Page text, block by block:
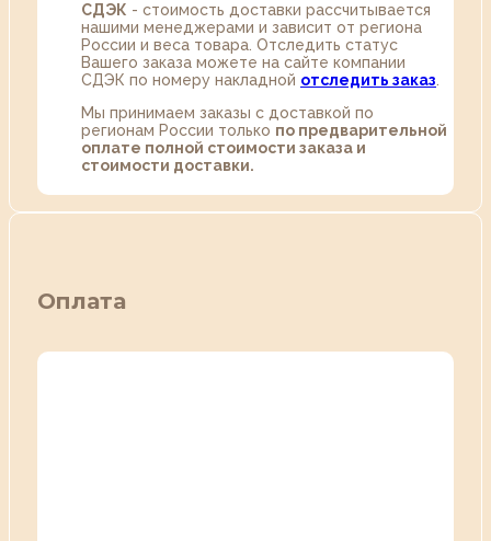
СДЭК - стоимость доставки рассчитывается
нашими менеджерами и зависит от региона
России и веса товара. Отследить статус
Вашего заказа можете на сайте компании
СДЭК по номеру накладной отследить заказ
Мы принимаем заказы с доставкой по
регионам России только по предварительной
оплате полной стоимости заказа и
стоимости доставки.
Оплата